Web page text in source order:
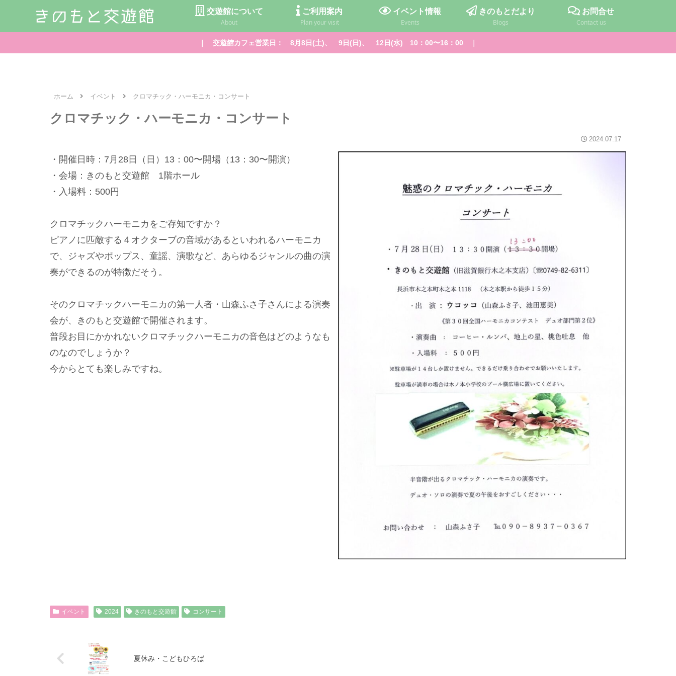
交遊館について
About
ご利用案内
Plan your visit
イベント情報
Events
きのもとだより
Blogs
お問合せ
Contact us
｜ 交遊館カフェ営業日： 8月8日(土)、 9日(日)、 12日(水) 10：00〜16：00 ｜
ホーム イベント クロマチック・ハーモニカ・コンサート
クロマチック・ハーモニカ・コンサート
2024.07.17
・開催日時：7月28日（日）13：00〜開場（13：30〜開演）
・会場：きのもと交遊館 1階ホール
・入場料：500円
クロマチックハーモニカをご存知ですか？
ピアノに匹敵する４オクターブの音域があるといわれるハーモニカ
で、ジャズやポップス、童謡、演歌など、あらゆるジャンルの曲の演
奏ができるのが特徴だそう。
そのクロマチックハーモニカの第一人者・山森ふさ子さんによる演奏
会が、きのもと交遊館で開催されます。
普段お目にかかれないクロマチックハーモニカの音色はどのようなも
のなのでしょうか？
今からとても楽しみですね。
イベント 2024 きのもと交遊館 コンサート
夏休み・こどもひろば